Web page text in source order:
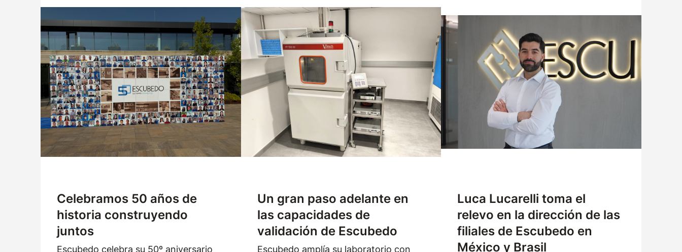
Empresa
Logística
Productos
Noticias
Descargas
ATENCIÓN AL CLIENTE
TRABAJA CON NOSOTROS
SOLICITUD DE MUESTRAS
Celebramos 50 años de
historia construyendo
juntos
Escubedo celebra su 50º aniversario
Un gran paso adelante en
las capacidades de
validación de Escubedo
Escubedo amplía su laboratorio con
Luca Lucarelli toma el
relevo en la dirección de las
filiales de Escubedo en
México y Brasil